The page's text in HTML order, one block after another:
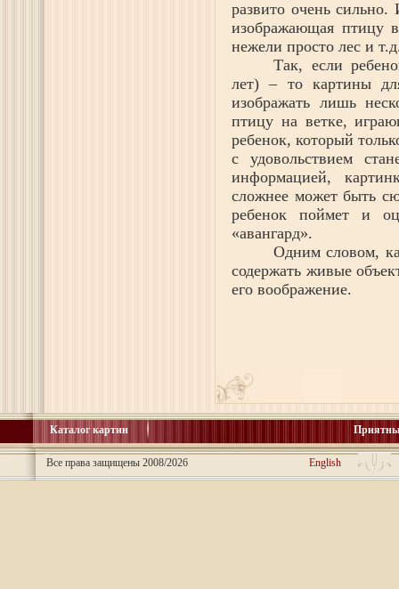
развито очень
изображающая птицу
нежели просто лес и
Так, если
лет) – то картины
изображать лишь
птицу на ветке,
ребенок, который
с удовольствием
информацией,
сложнее может быть
ребенок поймет и
«авангард».
Одним словом,
содержать живые
его воображение.
Каталог картин
Все права защищены 2008/2026 English